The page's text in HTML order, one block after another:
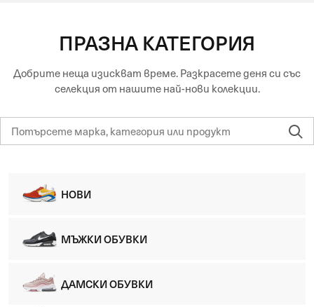
ПРАЗНА КАТЕГОРИЯ
Добрите неща изискват време. Разкрасете деня си със
селекция от нашите най-нови колекции.
НОВИ
МЪЖКИ ОБУВКИ
ДАМСКИ ОБУВКИ